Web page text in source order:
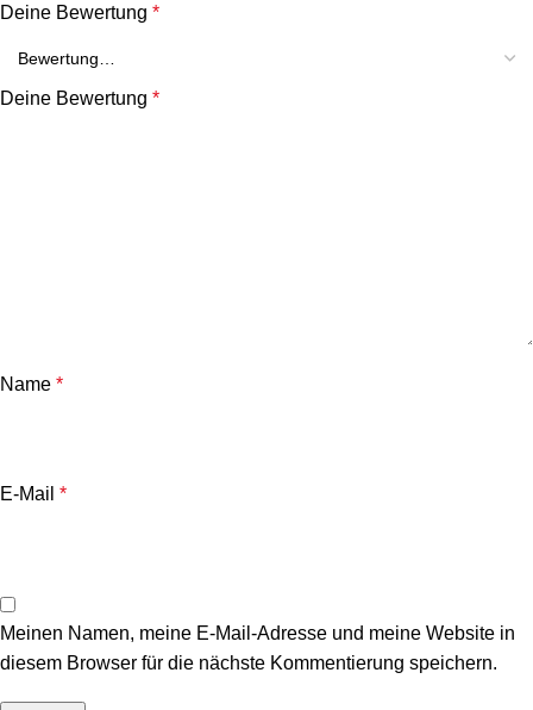
Deine Bewertung *
Deine Bewertung *
Name *
E-Mail *
Meinen Namen, meine E-Mail-Adresse und meine Website in
diesem Browser für die nächste Kommentierung speichern.